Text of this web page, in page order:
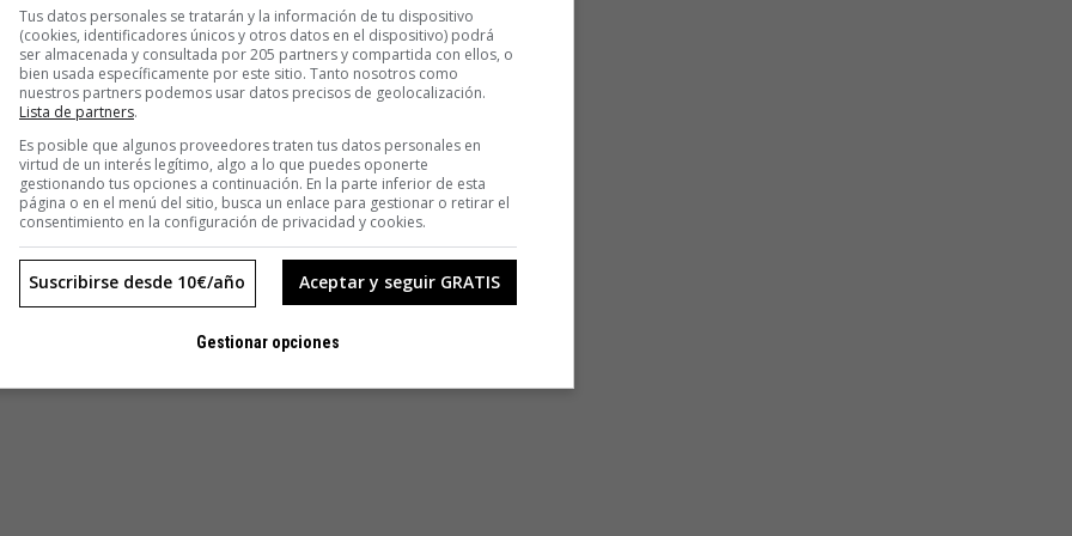
de demostrar que la vida en la Tierra surgió en el
un papel fundamental», dice. Así lo explica: «En la
realizados muestran que hielo similar al de los
En el pasado, se pensaba que los aminoácidos
incluía el alimentar con descargas eléctricas un gas con
Tus datos personales se tratarán y la información de tu dispositivo
(cookies, identificadores únicos y otros datos en el dispositivo) podrá
ser almacenada y consultada por 205 partners y compartida con ellos, o
bien usada específicamente por este sitio. Tanto nosotros como
nuestros partners podemos usar datos precisos de geolocalización.
Lista de partners.
Es posible que algunos proveedores traten tus datos personales en
virtud de un interés legítimo, algo a lo que puedes oponerte
gestionando tus opciones a continuación. En la parte inferior de esta
página o en el menú del sitio, busca un enlace para gestionar o retirar el
consentimiento en la configuración de privacidad y cookies.
Aceptar y seguir GRATIS
Suscribirse desde 10€/año
Gestionar opciones